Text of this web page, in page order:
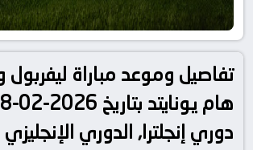
تفاصيل وموعد مباراة
دوري إنجلترا, الدوري الإنجليزي